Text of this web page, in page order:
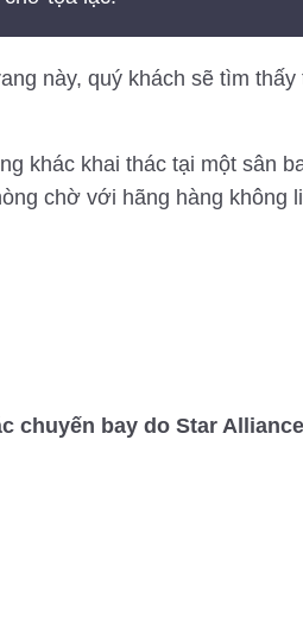
này, quý khách sẽ tìm
khác khai thác tại một sân
chờ với hãng hàng không
chuyến bay do Star